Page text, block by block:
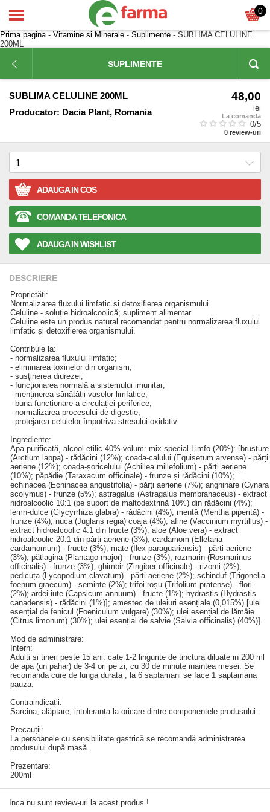
0
Prima pagina- Vitamine si Minerale - Suplimente - SUBLIMA CELULINE
200ML
SUPLIMENTE
SUBLIMA CELULINE 200ML
Producator: Dacia Plant, Romania
48,00
lei
La comanda
0/5
0 review-uri
ADAUGA IN COS
COMANDA TELEFONICA
ADAUGA IN WISHLIST
DESCRIERE
Proprietăți:
Normalizarea fluxului limfatic si detoxifierea organismului
Celuline - soluție hidroalcoolică; supliment alimentar
Celuline este un produs natural recomandat pentru normalizarea fluxului
limfatic și detoxifierea organismului.
Contribuie la:
- normalizarea fluxului limfatic;
- eliminarea toxinelor din organism;
- susținerea diurezei;
- funcționarea normală a sistemului imunitar;
- menținerea sănătății vaselor limfatice;
- buna funcționare a circulației periferice;
- normalizarea procesului de digestie;
- protejarea celulelor împotriva stresului oxidativ.
Ingrediente:
Apa purificată, alcool etilic 40% volum: mix special Limfo (20%): [brusture
(Arctium lappa) - rădăcini (12%); coada-calului (Equisetum arvense) - părți
aeriene (12%); coada-șoricelului (Achillea millefolium) - părți aeriene
(10%); păpădie (Taraxacum officinale) - frunze și rădăcini (10%);
echinacea (Echinacea angustifolia) - părți aeriene (7%); anghinare (Cynara
scolymus) - frunze (5%); astragalus (Astragalus membranaceus) - extract
hidroalcoolic 10:1 (pe suport de maltodextrină 10%) din rădăcini (4%);
lemn-dulce (Glycyrrhiza glabra) - rădăcini (4%); mentă (Mentha piperită) -
frunze (4%); nuca (Juglans regia) coaja (4%); afine (Vaccinium myrtillus) -
extract hidroalcoolic 4:1 din fructe (3%); aloe (Aloe vera) - extract
hidroalcoolic 20:1 din părți aeriene (3%); cardamom (Elletaria
cardamomum) - fructe (3%); mate (Ilex paraguariensis) - părți aeriene
(3%); pătlagina (Plantago major) - frunze (3%); rozmarin (Rosmarinus
officinalis) - frunze (3%); ghimbir (Zingiber officinale) - rizomi (2%);
pedicuța (Lycopodium clavatum) - părți aeriene (2%); schinduf (Trigonella
foenum-graecum) - semințe (2%); trifoi-roșu (Trifolium pratense) - flori
(2%); ardei-iute (Capsicum annuum) - fructe (1%); hydrastis (Hydrastis
canadensis) - rădăcini (1%)]; amestec de uleiuri esențiale (0,015%) [ulei
esențial de fenicul (Foeniculum vulgare) (30%); ulei esențial de lămâie
(Citrus limonum) (30%); ulei esențial de salvie (Salvia officinalis) (40%)].
Mod de administrare:
Intern:
Adulti si tineri peste 15 ani: cate 1-2 lingurite de tinctura diluate in 200 ml
de apa (un pahar) de 3-4 ori pe zi, cu 30 de minute inaintea mesei. Se
recomanda cure de lunga durata , la 6 saptamani se face 1 saptamana
pauza.
Contraindicații:
Sarcina, alăptare, intoleranța la oricare dintre componentele produsului.
Precauții:
La persoanele cu sensibilitate gastrică se recomandă administrarea
produsului după masă.
Prezentare:
200ml
Inca nu sunt review-uri la acest produs !